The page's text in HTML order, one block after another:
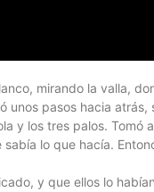
mirando la valla,
unos pasos hacia
y los tres palos.
lo que hacía.
y que ellos lo